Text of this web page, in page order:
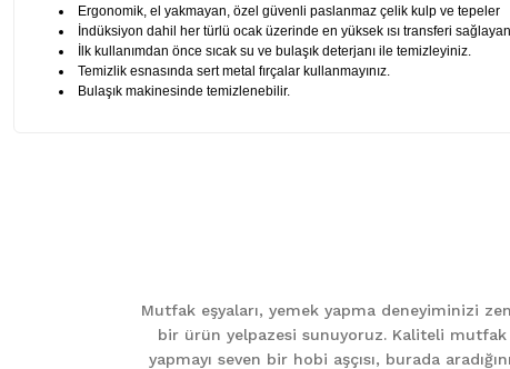
Ergonomik, el yakmayan, özel güvenli paslanmaz çelik kulp ve tepeler
İndüksiyon dahil her türlü ocak üzerinde en yüksek ısı transferi
İlk kullanımdan önce sıcak su ve bulaşık deterjanı ile temizleyiniz.
Temizlik esnasında sert metal fırçalar kullanmayınız.
Bulaşık makinesinde temizlenebilir.
Ürün bilgilerinde hatalar bulunuyor.
Ürün fiyatı diğer sitelerden daha pahalı.
Mutfak eşyaları, yemek yapma deneyiminizi
bir ürün yelpazesi sunuyoruz. Kaliteli
yapmayı seven bir hobi aşçısı, burada